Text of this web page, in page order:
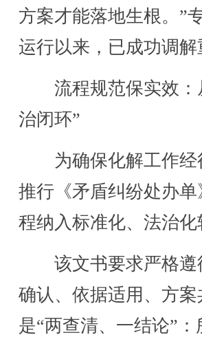
方案才能落地生根。”
运行以来，已成功调
流程规范保实效：
治闭环”
为确保化解工作经
推行《矛盾纠纷处办
程纳入标准化、法治化
该文书要求严格遵
确认、依据适用、方
是“两查清、一结论”